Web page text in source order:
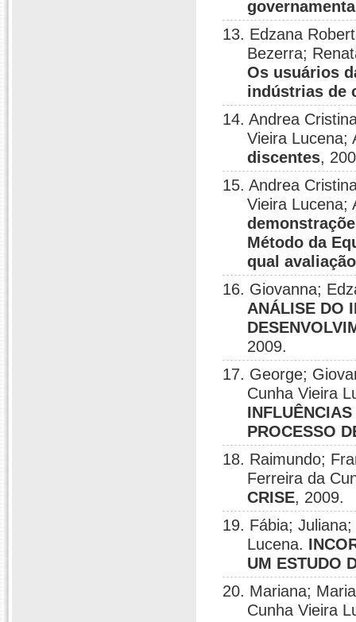
13. Edzana
Bezerra;
Os usuários
indústrias de
14. Andrea
Vieira Lucena;
discentes,
15. Andrea
Vieira Lucena;
Método da
qual
16. Giovanna;
ANÁLISE DO
2009.
17. George;
Cunha Vieira
PROCESSO
18. Raimundo;
Ferreira da
CRISE, 2009.
19. Fábia;
Lucena.
UM ESTUDO
20. Mariana;
Cunha Vieira